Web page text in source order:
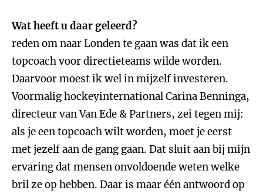
Wat heeft u daar geleerd?
reden om naar Londen te gaan was dat ik een
topcoach voor directieteams wilde worden.
Daarvoor moest ik wel in mijzelf investeren.
Voormalig hockeyinternational Carina Benninga,
directeur van Van Ede & Partners, zei tegen mij:
als je een topcoach wilt worden, moet je eerst
met jezelf aan de gang gaan. Dat sluit aan bij mijn
ervaring dat mensen onvoldoende weten welke
bril ze op hebben. Daar is maar één antwoord op